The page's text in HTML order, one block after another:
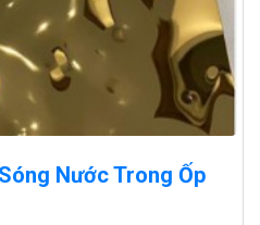
Nước Trong Ốp